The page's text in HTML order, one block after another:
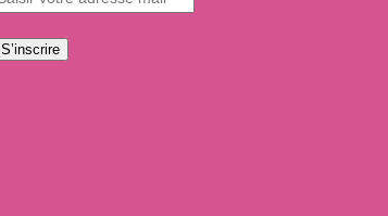
S’inscrire